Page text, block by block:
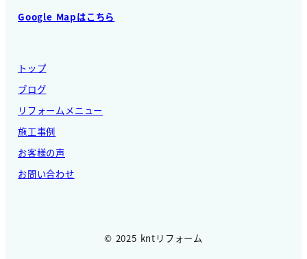
Google Mapはこちら
トップ
ブログ
リフォームメニュー
施工事例
お客様の声
お問い合わせ
© 2025 kntリフォーム